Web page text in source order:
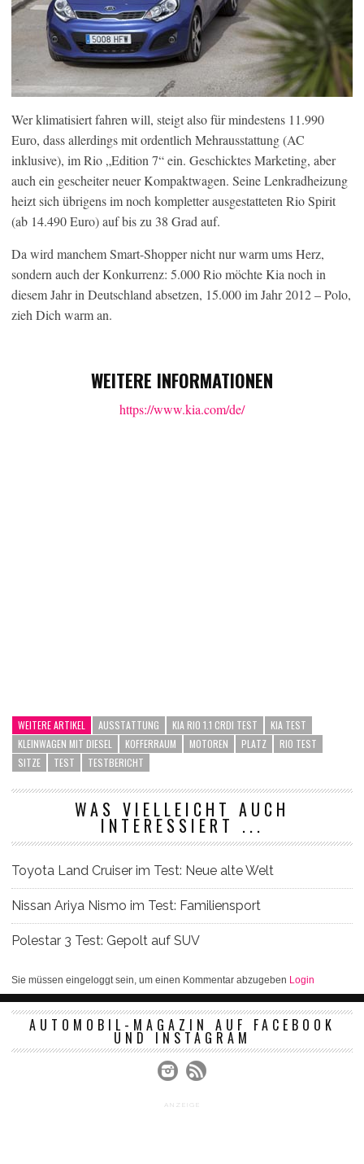
Wer klimatisiert fahren will, steigt also für mindestens 11.990
Euro, dass allerdings mit ordentlich Mehrausstattung (AC
inklusive), im Rio „Edition 7“ ein. Geschicktes Marketing, aber
auch ein gescheiter neuer Kompaktwagen. Seine Lenkradheizung
heizt sich übrigens im noch kompletter ausgestatteten Rio Spirit
(ab 14.490 Euro) auf bis zu 38 Grad auf.
Da wird manchem Smart-Shopper nicht nur warm ums Herz,
sondern auch der Konkurrenz: 5.000 Rio möchte Kia noch in
diesem Jahr in Deutschland absetzen, 15.000 im Jahr 2012 – Polo,
zieh Dich warm an.
WEITERE INFORMATIONEN
https://www.kia.com/de/
WEITERE ARTIKEL AUSSTATTUNG KIA RIO 1.1 CRDI TEST
KIA TEST
KLEINWAGEN MIT DIESEL
KOFFERRAUM MOTOREN PLATZ
RIO TEST
SITZE
TEST TESTBERICHT
WAS VIELLEICHT AUCH
INTERESSIERT ...
Toyota Land Cruiser im Test: Neue alte Welt
Nissan Ariya Nismo im Test: Familiensport
Polestar 3 Test: Gepolt auf SUV
Sie müssen eingeloggt sein, um einen Kommentar abzugeben Login
AUTOMOBIL-MAGAZIN AUF FACEBOOK
UND INSTAGRAM
ANZEIGE